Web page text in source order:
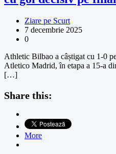
Ziare pe Scurt
7 decembrie 2025
0
Athletic Bilbao a câștigat cu 1-0
Atletico Madrid, în etapa a 15-a
[…]
Share this:
More